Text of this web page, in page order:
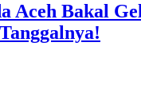
Aceh Bakal